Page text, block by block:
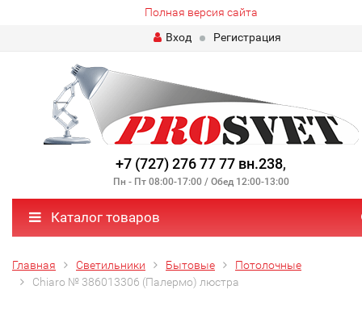
Полная версия сайта
Вход
Регистрация
+7 (727) 276 77 77 вн.238,
Пн - Пт 08:00-17:00 / Обед 12:00-13:00
Каталог товаров
Главная Светильники Бытовые
Потолочные
Chiaro № 386013306 (Палермо) люстра